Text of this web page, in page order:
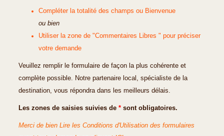
Compléter la totalité des champs ou Bienvenue
ou bien
Utiliser la zone de "Commentaires Libres " pour préciser
votre demande
Veuillez remplir le formulaire de façon la plus cohérente et
complète possible. Notre partenaire local, spécialiste de la
destination, vous répondra dans les meilleurs délais.
Les zones de saisies suivies de * sont obligatoires.
Merci de bien Lire les Conditions d'Utilisation des formulaires